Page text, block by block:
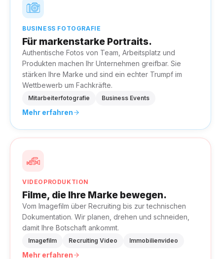
BUSINESS FOTOGRAFIE
Für markenstarke Portraits.
Authentische Fotos von Team, Arbeitsplatz und
Produkten machen Ihr Unternehmen greifbar. Sie
stärken Ihre Marke und sind ein echter Trumpf im
Wettbewerb um Fachkräfte.
Mitarbeiterfotografie Business Events
Mehr erfahren
VIDEOPRODUKTION
Filme, die Ihre Marke bewegen.
Vom Imagefilm über Recruiting bis zur technischen
Dokumentation. Wir planen, drehen und schneiden,
damit Ihre Botschaft ankommt.
Imagefilm Recruiting Video Immobilienvideo
Mehr erfahren